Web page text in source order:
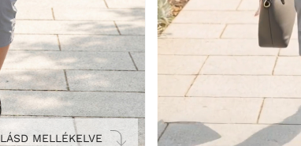
LÁSD MELLÉKELVE